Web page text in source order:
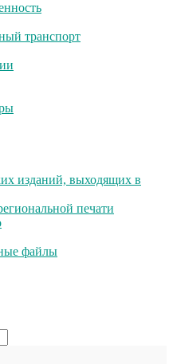
транспорт
изданий, выходящих в
печати
файлы